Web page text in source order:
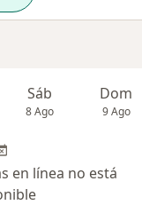
Sáb
8 Ago
Dom
9 Ago
en línea no está